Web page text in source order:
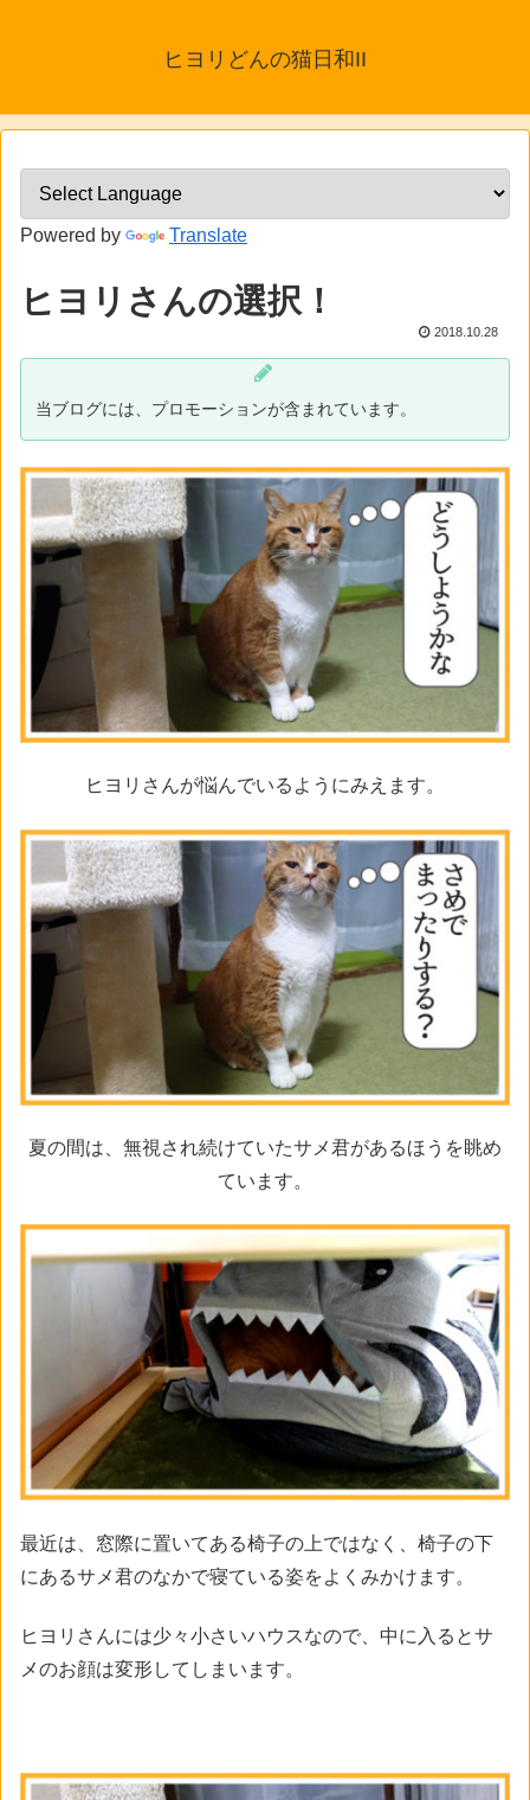
ヒヨリどんの猫日和II
Powered by Translate
ヒヨリさんの選択！
2018.10.28
当ブログには、プロモーションが含まれています。
ヒヨリさんが悩んでいるようにみえます。
夏の間は、無視され続けていたサメ君があるほうを眺め
ています。
最近は、窓際に置いてある椅子の上ではなく、椅子の下
にあるサメ君のなかで寝ている姿をよくみかけます。
ヒヨリさんには少々小さいハウスなので、中に入るとサ
メのお顔は変形してしまいます。